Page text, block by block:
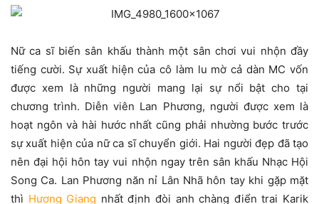
Nữ ca sĩ biến sân khấu thành một sân chơi vui nhộn đầy
tiếng cười. Sự xuất hiện của cô làm lu mờ cả dàn MC vốn
được xem là những người mang lại sự nổi bật cho tại
chương trình. Diễn viên Lan Phương, người được xem là
hoạt ngôn và hài hước nhất cũng phải nhường bước trước
sự xuất hiện của nữ ca sĩ chuyển giới. Hai người đẹp đã tạo
nên đại hội hôn tay vui nhộn ngay trên sân khấu Nhạc Hội
Song Ca. Lan Phương năn nỉ Lân Nhã hôn tay khi gặp mặt
thì Hương Giang nhất định đòi anh chàng điển trai Karik